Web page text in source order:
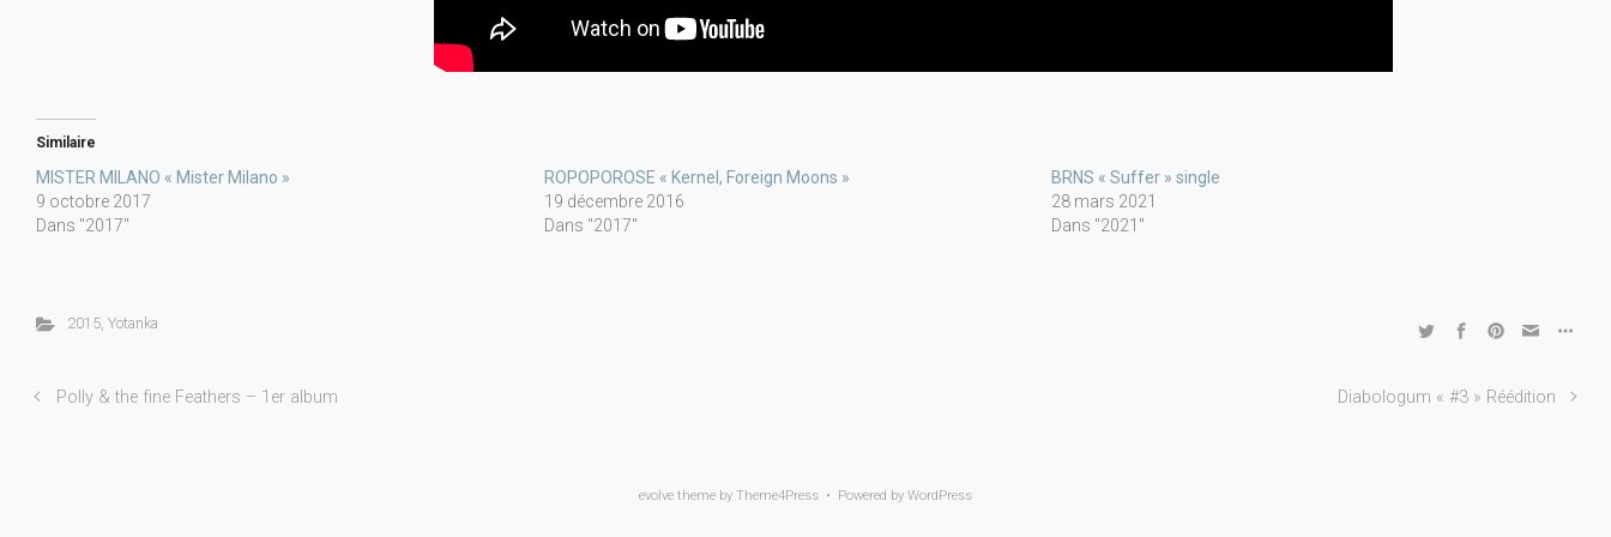
Similaire
MISTER MILANO « Mister Milano »
9 octobre 2017
Dans "2017"
ROPOPOROSE « Kernel, Foreign Moons »
19 décembre 2016
Dans "2017"
BRNS « Suffer » single
28 mars 2021
Dans "2021"
2015, Yotanka
Polly & the fine Feathers – 1er album Diabologum « #3 » Réédition
evolve theme by Theme4Press • Powered by WordPress